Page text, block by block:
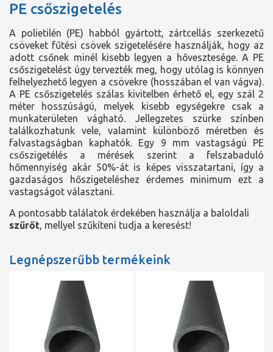
PE csőszigetelés
A polietilén (PE) habból gyártott, zártcellás szerkezetű
csöveket fűtési csövek szigetelésére használják, hogy az
adott csőnek minél kisebb legyen a hővesztesége. A PE
csőszigetelést úgy tervezték meg, hogy utólag is könnyen
felhelyezhető legyen a csövekre (hosszában el van vágva).
A PE csőszigetelés szálas kivitelben érhető el, egy szál 2
méter hosszúságú, melyek kisebb egységekre csak a
munkaterületen vágható. Jellegzetes szürke színben
találkozhatunk vele, valamint különböző méretben és
falvastagságban kaphatók. Egy 9 mm vastagságú PE
csőszigetélés a mérések szerint a felszabaduló
hőmennyiség akár 50%-át is képes visszatartani, így a
gazdaságos hőszigeteléshez érdemes minimum ezt a
vastagságot választani.
A pontosabb találatok érdekében használja a baloldali
szűrőt, mellyel szűkíteni tudja a keresést!
Legnépszerűbb termékeink